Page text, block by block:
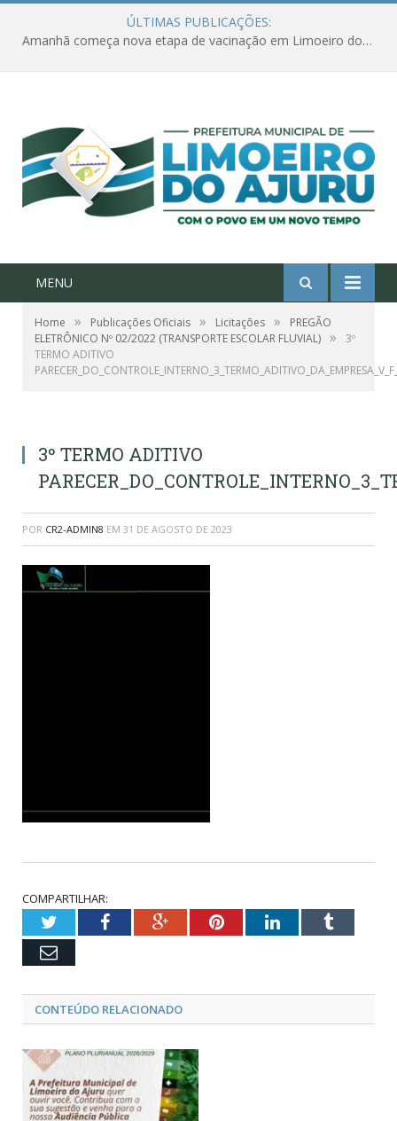
ÚLTIMAS PUBLICAÇÕES:
Amanhã começa nova etapa de vacinação em Limoeiro do Ajuru para idosos com 65 ou mais
MENU
Home » Publicações Oficiais » Licitações »
PREGÃO
ELETRÔNICO Nº 02/2022 (TRANSPORTE ESCOLAR FLUVIAL) »
3º
TERMO ADITIVO
3º TERMO ADITIVO
POR CR2-ADMIN8 EM 31 DE AGOSTO DE 2023
COMPARTILHAR:
TwitterFacebookGoogle+PinterestLinkedInTumblr
Email
CONTEÚDO RELACIONADO